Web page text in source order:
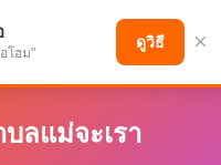
หน้า
ลแม่จะเรา
โฮม"
ดูวิธี ×